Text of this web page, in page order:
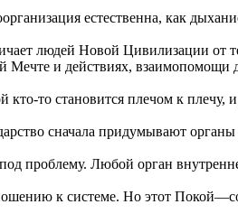
естественна, как
людей Новой Цивилизации
и действиях, взаимопомощи
кто-то становится плечом к
сначала придумывают
проблему. Любой орган
к системе. Но этот